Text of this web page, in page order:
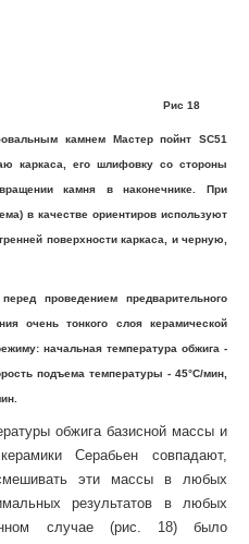
18
камнем Мастер пойнт SC51
каркаса, его шлифовку со стороны
камня в наконечнике. При
в качестве ориентиров используют
поверхности каркаса, и черную,
проведением предварительного
очень тонкого слоя керамической
начальная температура обжига -
подъема температуры - 45°С/мин,
обжига базисной массы и
Серабьен совпадают,
эти массы в любых
результатов в любых
случае (рис. 18) было